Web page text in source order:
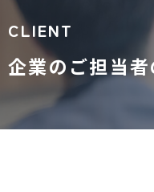
企業のご担当
CLIENT